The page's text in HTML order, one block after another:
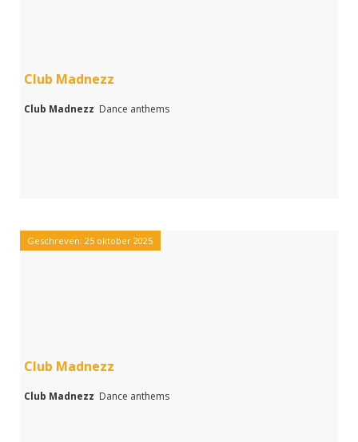
Club Madnezz
Club Madnezz Dance anthems
Geschreven: 25 oktober 2025
Club Madnezz
Club Madnezz Dance anthems